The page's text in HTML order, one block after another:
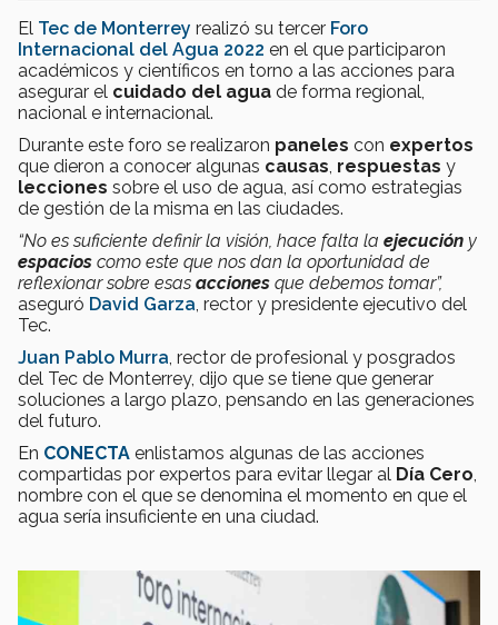
El Tec de Monterrey realizó su tercer Foro
Internacional del Agua 2022 en el que participaron
académicos y científicos en torno a las acciones para
asegurar el cuidado del agua de forma regional,
nacional e internacional.
Durante este foro se realizaron paneles con expertos
que dieron a conocer algunas causas respuestas y
lecciones sobre el uso de agua, así como estrategias
de gestión de la misma en las ciudades.
“No es suficiente definir la visión, hace falta la ejecución y
espacios como este que nos dan la oportunidad de
reflexionar sobre esas acciones que debemos tomar”,
aseguró David Garza , rector y presidente ejecutivo del
Tec.
Juan Pablo Murra , rector de profesional y posgrados
del Tec de Monterrey, dijo que se tiene que generar
soluciones a largo plazo, pensando en las generaciones
del futuro.
En CONECTA enlistamos algunas de las acciones
compartidas por expertos para evitar llegar al Día Cero
nombre con el que se denomina el momento en que el
agua sería insuficiente en una ciudad.